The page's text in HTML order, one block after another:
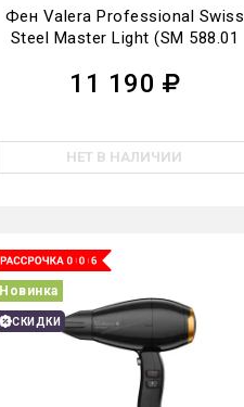
Фен Valera Professional Swiss
Steel Master Light (SM 588.01
11 190
НЕТ В НАЛИЧИИ
Новинка
СКИДКИ